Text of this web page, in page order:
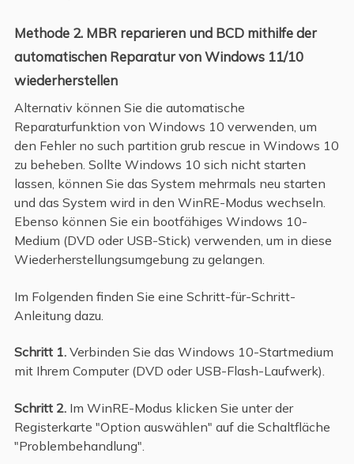
Methode 2. MBR reparieren und BCD mithilfe der
automatischen Reparatur von Windows 11/10
wiederherstellen
Alternativ können Sie die automatische
Reparaturfunktion von Windows 10 verwenden, um
den Fehler no such partition grub rescue in Windows 10
zu beheben. Sollte Windows 10 sich nicht starten
lassen, können Sie das System mehrmals neu starten
und das System wird in den WinRE-Modus wechseln.
Ebenso können Sie ein bootfähiges Windows 10-
Medium (DVD oder USB-Stick) verwenden, um in diese
Wiederherstellungsumgebung zu gelangen.
Im Folgenden finden Sie eine Schritt-für-Schritt-
Anleitung dazu.
Schritt 1. Verbinden Sie das Windows 10-Startmedium
mit Ihrem Computer (DVD oder USB-Flash-Laufwerk).
Schritt 2. Im WinRE-Modus klicken Sie unter der
Registerkarte "Option auswählen" auf die Schaltfläche
"Problembehandlung".